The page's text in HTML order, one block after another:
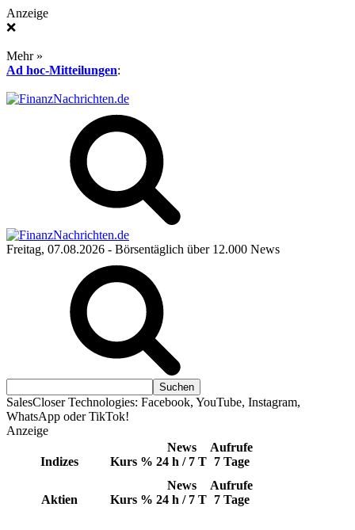
Anzeige
❌
Mehr »
Ad hoc-Mitteilungen:
Freitag, 07.08.2026 - Börsentäglich über 12.000 News
SalesCloser Technologies: Facebook, YouTube, Instagram,
WhatsApp oder TikTok!
Anzeige
Indizes Kurs %
News
24 h / 7 T
Aufrufe
7 Tage
Aktien Kurs %
News
24 h / 7 T
Aufrufe
7 Tage